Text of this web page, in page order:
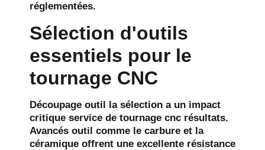
réglementées.
Sélection d'outils
essentiels pour le
tournage CNC
Découpage outil la sélection a un impact
critique service de tournage cnc résultats.
Avancés outil comme le carbure et la
céramique offrent une excellente résistance